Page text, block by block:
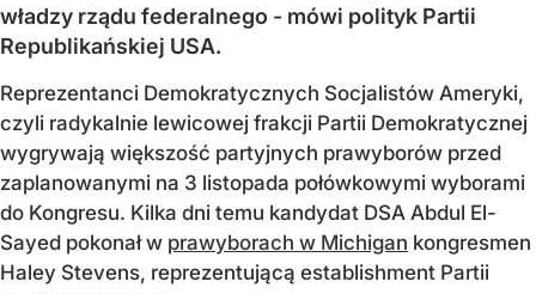
władzy rządu federalnego - mówi polityk Partii
Republikańskiej USA.
Reprezentanci Demokratycznych Socjalistów Ameryki,
czyli radykalnie lewicowej frakcji Partii Demokratycznej
wygrywają większość partyjnych prawyborów przed
zaplanowanymi na 3 listopada połówkowymi wyborami
do Kongresu. Kilka dni temu kandydat DSA Abdul El-
Sayed pokonał w prawyborach w Michigan kongresmen
Haley Stevens, reprezentującą establishment Partii